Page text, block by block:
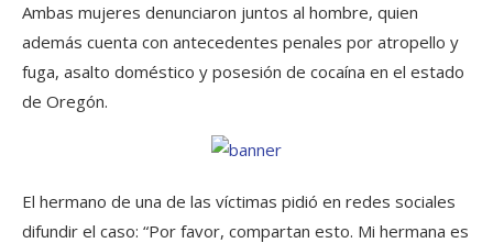
Ambas mujeres denunciaron juntos al hombre, quien
además cuenta con antecedentes penales por atropello y
fuga, asalto doméstico y posesión de cocaína en el estado
de Oregón.
El hermano de una de las víctimas pidió en redes sociales
difundir el caso: “Por favor, compartan esto. Mi hermana es